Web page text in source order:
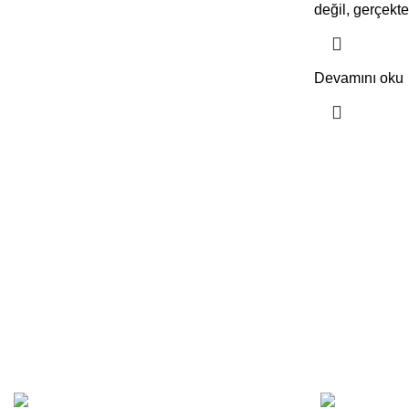
değil,
Devamını oku